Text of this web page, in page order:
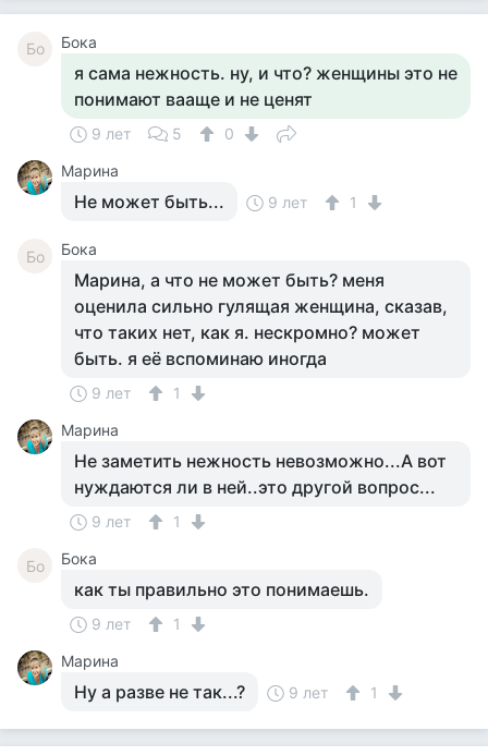
Бо Бока
я сама нежность. ну, и что? женщины это не
понимают вааще и не ценят
9 лет 5
0
Марина
Не может быть... 9 лет 1
Бо Бока
Марина, а что не может быть? меня
оценила сильно гулящая женщина, сказав,
что таких нет, как я. нескромно? может
быть. я её вспоминаю иногда
9 лет
1
Марина
Не заметить нежность невозможно...А вот
нуждаются ли в ней..это другой вопрос...
9 лет 1
Бо Бока
как ты правильно это понимаешь.
9 лет
1
Марина
Ну а разве не так...? 9 лет 1